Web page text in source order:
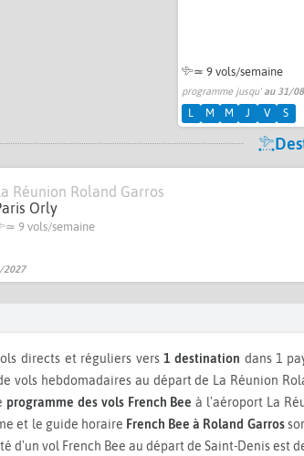
≃ 9 vols/semaine
programme jusqu'au 31/
L M M J V S
Réunion Roland Garros
Orly
≃ 9 vols/semaine
directs et réguliers vers1 destination dans 1
vols hebdomadaires au départ de La Réunion
programme des vols French Bee à l'aéroport La
et le guide horaire French Bee à Roland Garros
d'un vol French Bee au départ de Saint-Denis est